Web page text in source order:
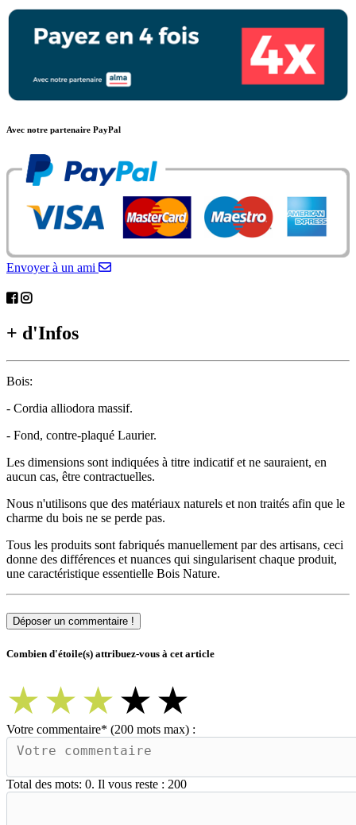
Avec notre partenaire PayPal
Envoyer à un ami
+ d'Infos
Bois:
- Cordia alliodora massif.
- Fond, contre-plaqué Laurier.
Les dimensions sont indiquées à titre indicatif et ne sauraient, en
aucun cas, être contractuelles.
Nous n'utilisons que des matériaux naturels et non traités afin que le
charme du bois ne se perde pas.
Tous les produits sont fabriqués manuellement par des artisans, ceci
donne des différences et nuances qui singularisent chaque produit,
une caractéristique essentielle Bois Nature.
Déposer un commentaire !
Combien d'étoile(s) attribuez-vous à cet article
★★★★★
Votre commentaire* (200 mots max) :
Total des mots: 0. Il vous reste : 200